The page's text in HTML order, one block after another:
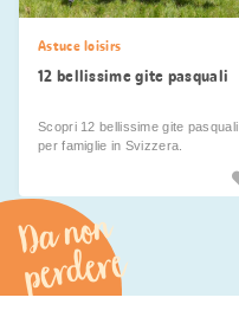
Astuce loisirs
12 bellissime gite pasquali
Scopri 12 bellissime gite pasquali
per famiglie in Svizzera.
Da non
perdere